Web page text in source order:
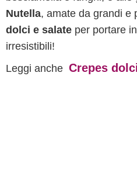
Nutella, amate da grandi e
dolci e salate per portare
irresistibili!
Leggi anche Crepes